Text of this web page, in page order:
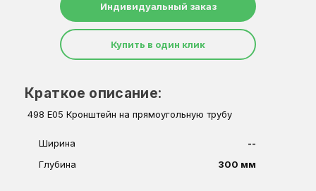
Индивидуальный заказ
Купить в один клик
Краткое описание:
498 Е05 Кронштейн на прямоугольную трубу
Ширина
--
Глубина
300 мм